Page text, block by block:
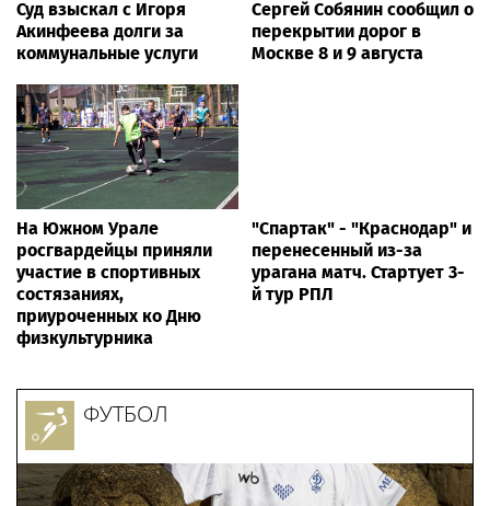
Суд взыскал с Игоря
Акинфеева долги за
коммунальные услуги
Сергей Собянин сообщил о
перекрытии дорог в
Москве 8 и 9 августа
На Южном Урале
росгвардейцы приняли
участие в спортивных
состязаниях,
приуроченных ко Дню
физкультурника
"Спартак" - "Краснодар" и
перенесенный из-за
урагана матч. Стартует 3-
й тур РПЛ
ФУТБОЛ